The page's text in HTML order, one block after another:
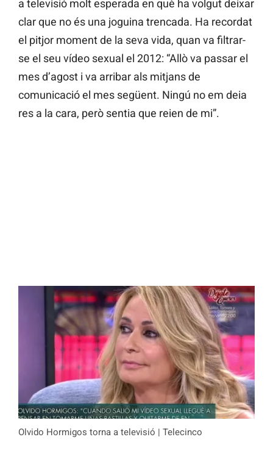
a televisió molt esperada en què ha volgut deixar
clar que no és una joguina trencada. Ha recordat
el pitjor moment de la seva vida, quan va filtrar-
se el seu vídeo sexual el 2012: “Allò va passar el
mes d’agost i va arribar als mitjans de
comunicació el mes següent. Ningú no em deia
res a la cara, però sentia que reien de mi”.
Olvido Hormigos torna a televisió | Telecinco